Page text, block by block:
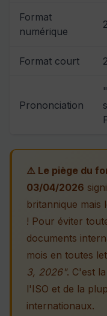
Format
numérique
Format court
Prononciation
⚠️ Le piège du
03/04/2026
britannique mais
! Pour éviter
documents
mois en toutes
3, 2026". C'est
l'ISO et de la
internationaux.